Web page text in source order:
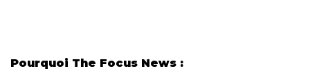
Pourquoi The Focus News :